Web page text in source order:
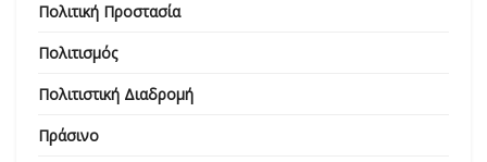
Πολιτική Προστασία
Πολιτισμός
Πολιτιστική Διαδρομή
Πράσινο